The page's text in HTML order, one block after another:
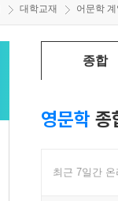
대학교재 어문학
종합
영문학 종
최근 7일간